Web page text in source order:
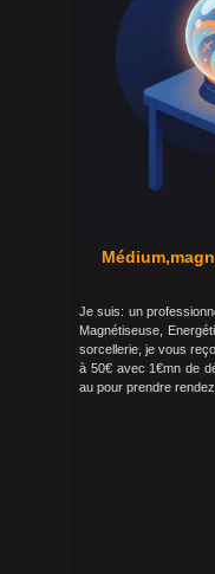
Je suis: un
Magnétiseuse,
sorcellerie, je vous
à 50€ avec 1€mn de
au pour prendre rendez